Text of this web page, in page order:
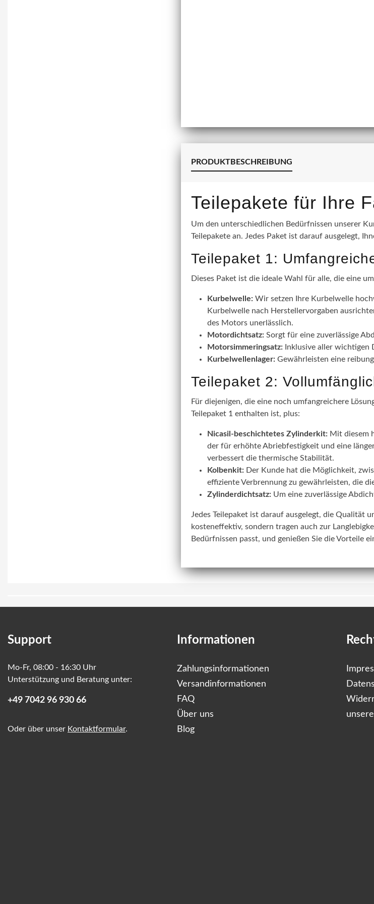
PRODUKTBESCHREIBUNG
Teilepakete für Ihre
Um den unterschiedlichen Bedürfnissen unserer
Teilepakete an. Jedes Paket ist darauf ausgelegt,
Teilepaket 1:
Dieses Paket ist die ideale Wahl für alle, die eine
Kurbelwelle: Wir setzen Ihre Kurbelwelle
Kurbelwelle nach Herstellervorgaben
des Motors unerlässlich.
Motordichtsatz: Sorgt für eine zuverlässige
Motorsimmeringsatz: Inklusive aller wichtigen
Kurbelwellenlager: Gewährleisten eine
Teilepaket 2:
Für diejenigen, die eine noch umfangreichere
Teilepaket 1 enthalten ist, plus:
Nicasil-beschichtetes Zylinderkit: Mit diesem
der für erhöhte Abriebfestigkeit und eine
verbessert die thermische Stabilität.
Kolbenkit: Der Kunde hat die Möglichkeit,
effiziente Verbrennung zu gewährleisten, die
Zylinderdichtsatz: Um eine zuverlässige
Jedes Teilepaket ist darauf ausgelegt, die Qualität
kosteneffektiv, sondern tragen auch zur
Bedürfnissen passt, und genießen Sie die Vorteile
Support
Mo-Fr, 08:00 - 16:30 Uhr
Unterstützung und Beratung unter:
+49 7042 96 930 66
Oder über unser Kontaktformular.
Informationen
Zahlungsinformationen
Versandinformationen
FAQ
Über uns
Blog